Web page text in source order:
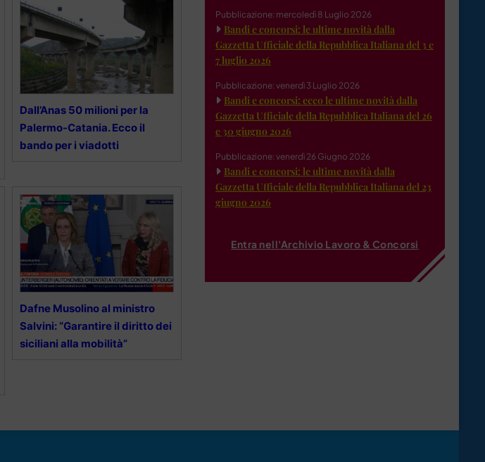
Dall’Anas 50 milioni per la
Palermo-Catania. Ecco il
bando per i viadotti
Dafne Musolino al ministro
Salvini: “Garantire il diritto dei
siciliani alla mobilità”
Pubblicazione: mercoledì 8 Luglio 2026
Bandi e concorsi: le ultime novità dalla
Gazzetta Ufficiale della Repubblica Italiana del 3 e
7 luglio 2026
Pubblicazione: venerdì 3 Luglio 2026
Bandi e concorsi: ecco le ultime novità dalla
Gazzetta Ufficiale della Repubblica Italiana del 26
e 30 giugno 2026
Pubblicazione: venerdì 26 Giugno 2026
Bandi e concorsi: le ultime novità dalla
Gazzetta Ufficiale della Repubblica Italiana del 23
giugno 2026
Entra nell'Archivio Lavoro & Concorsi